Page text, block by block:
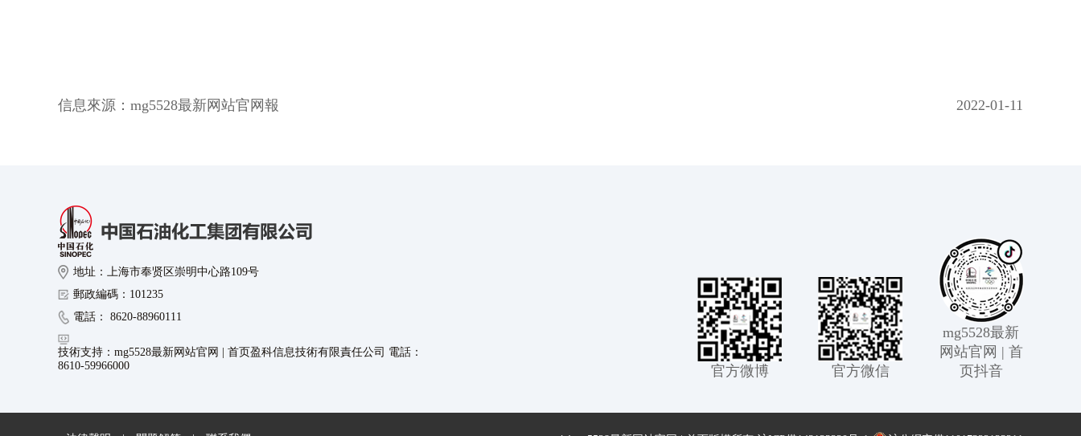
信息來源： mg5528最新网站官网報 2022-01-11
地址：上海市奉贤区崇明中心路109号
郵政編碼：101235
電話： 8620-88960111
技術支持：mg5528最新网站官网 | 首页盈科信息技術有限責任公司 電話：
8610-59966000
官方微博 官方微信
mg5528最新
网站官网 | 首
页抖音